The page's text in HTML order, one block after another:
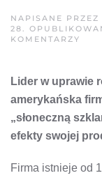
NAPISANE PRZEZ
28
.
KOMENTARZY
Lider w uprawie
amerykańska
„słoneczną
efekty swojej
Firma istnieje od